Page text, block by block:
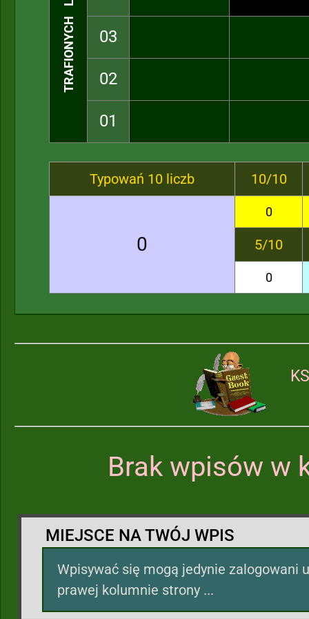
TRAFIONYCH LICZB 03
02
01
Typowań 10 liczb 10/10
0
0
5/10
0
Brak wpisów w
MIEJSCE NA TWÓJ WPIS
Wpisywać się mogą jedynie zalogowani
prawej kolumnie strony ...